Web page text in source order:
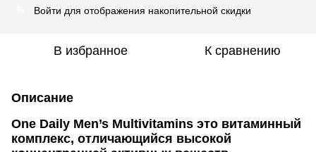
Войти для отображения накопительной скидки
В избранное К сравнению
Описание
One Daily Men’s Multivitamins это витаминный
комплекс, отличающийся высокой